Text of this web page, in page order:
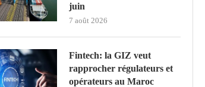
juin
7 août 2026
Fintech: la GIZ veut
rapprocher régulateurs et
opérateurs au Maroc